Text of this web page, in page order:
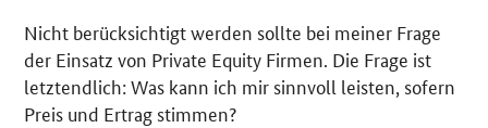
Nicht berücksichtigt werden sollte bei meiner Frage
der Einsatz von Private Equity Firmen. Die Frage ist
letztendlich: Was kann ich mir sinnvoll leisten, sofern
Preis und Ertrag stimmen?